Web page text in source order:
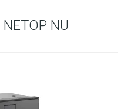
NETOP NU